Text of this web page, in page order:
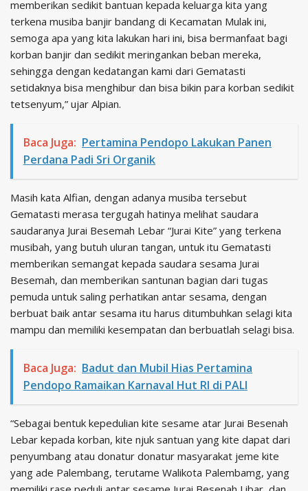
memberikan sedikit bantuan kepada keluarga kita yang
terkena musiba banjir bandang di Kecamatan Mulak ini,
semoga apa yang kita lakukan hari ini, bisa bermanfaat bagi
korban banjir dan sedikit meringankan beban mereka,
sehingga dengan kedatangan kami dari Gematasti
setidaknya bisa menghibur dan bisa bikin para korban sedikit
tetsenyum,” ujar Alpian.
Baca Juga: Pertamina Pendopo Lakukan Panen
Perdana Padi Sri Organik
Masih kata Alfian, dengan adanya musiba tersebut
Gematasti merasa tergugah hatinya melihat saudara
saudaranya Jurai Besemah Lebar “Jurai Kite” yang terkena
musibah, yang butuh uluran tangan, untuk itu Gematasti
memberikan semangat kepada saudara sesama Jurai
Besemah, dan memberikan santunan bagian dari tugas
pemuda untuk saling perhatikan antar sesama, dengan
berbuat baik antar sesama itu harus ditumbuhkan selagi kita
mampu dan memiliki kesempatan dan berbuatlah selagi bisa.
Baca Juga: Badut dan Mubil Hias Pertamina
Pendopo Ramaikan Karnaval Hut RI di PALI
“Sebagai bentuk kepedulian kite sesame atar Jurai Besenah
Lebar kepada korban, kite njuk santuan yang kite dapat dari
penyumbang atau donatur donatur masyarakat jeme kite
yang ade Palembang, terutame Walikota Palembamg, yang